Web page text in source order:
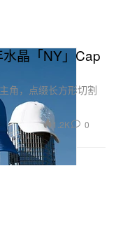
晶「NY」Cap
角，点缀长方形切割
1.2K 0